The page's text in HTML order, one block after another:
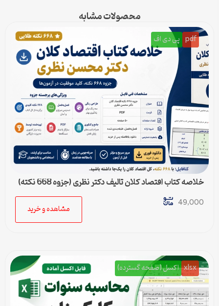
محصولات مشابه
pdf پی دی اف
خلاصه کتاب اقتصاد کلان تالیف دکتر نظری (جزوه 668 نکته)
49,000
مشاهده و خرید
xlsx اکسل (صفحه گسترده)